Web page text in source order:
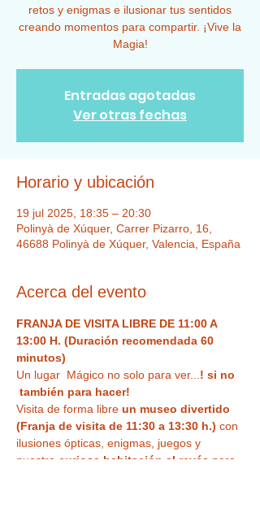
retos y enigmas e ilusionar tus sentidos
creando momentos para compartir. ¡Vive la
Magia!
Entradas agotadas
Ver otras fechas
Horario y ubicación
19 jul 2025, 18:35 – 20:30
Polinyà de Xúquer, Carrer Pizarro, 16,
46688 Polinyà de Xúquer, Valencia, España
Acerca del evento
FRANJA DE VISITA LIBRE DE 11:00 A
13:00 H. (Duración recomendada 60
minutos)
Un lugar  Mágico no solo para ver... ! si no
también para hacer!
Visita de forma libre un museo divertido
(Franja de visita de 11:30 a 13:30 h.) con
ilusiones ópticas, enigmas, juegos y
nuestra curiosa habitación al revés para